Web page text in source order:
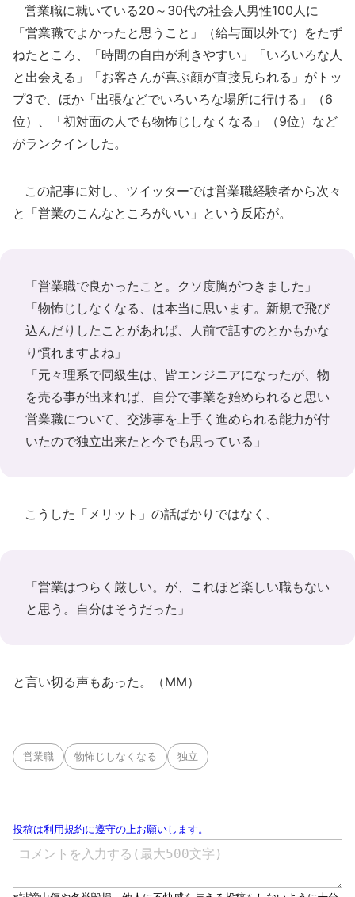
営業職に就いている20～30代の社会人男性100人に
「営業職でよかったと思うこと」（給与面以外で）をたず
ねたところ、「時間の自由が利きやすい」「いろいろな人
と出会える」「お客さんが喜ぶ顔が直接見られる」がトッ
プ3で、ほか「出張などでいろいろな場所に行ける」（6
位）、「初対面の人でも物怖じしなくなる」（9位）など
がランクインした。
この記事に対し、ツイッターでは営業職経験者から次々
と「営業のこんなところがいい」という反応が。
「営業職で良かったこと。クソ度胸がつきました」
「物怖じしなくなる、は本当に思います。新規で飛び
込んだりしたことがあれば、人前で話すのとかもかな
り慣れますよね」
「元々理系で同級生は、皆エンジニアになったが、物
を売る事が出来れば、自分で事業を始められると思い
営業職について、交渉事を上手く進められる能力が付
いたので独立出来たと今でも思っている」
こうした「メリット」の話ばかりではなく、
「営業はつらく厳しい。が、これほど楽しい職もない
と思う。自分はそうだった」
と言い切る声もあった。（MM）
営業職 物怖じしなくなる 独立